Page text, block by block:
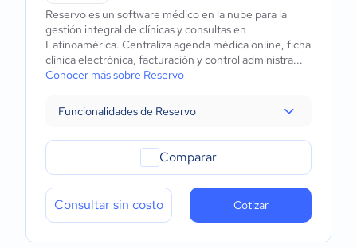
Reservo es un software médico en la nube para la
gestión integral de clínicas y consultas en
Latinoamérica. Centraliza agenda médica online, ficha
clínica electrónica, facturación y control administra...
Conocer más sobre Reservo
Funcionalidades de Reservo
Comparar
Consultar sin costo Cotizar